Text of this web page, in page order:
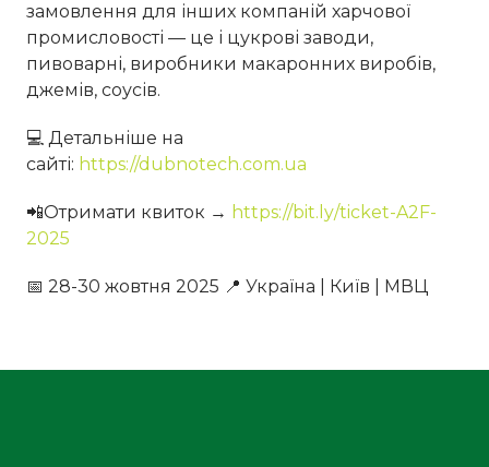
замовлення для інших компаній харчової
промисловості — це і цукрові заводи,
пивоварні, виробники макаронних виробів,
джемів, соусів.
💻 Детальніше на
сайті: https://dubnotech.com.ua
📲Отримати квиток → https://bit.ly/ticket-A2F-
2025
📅 28-30 жовтня 2025 📍 Україна | Київ | МВЦ